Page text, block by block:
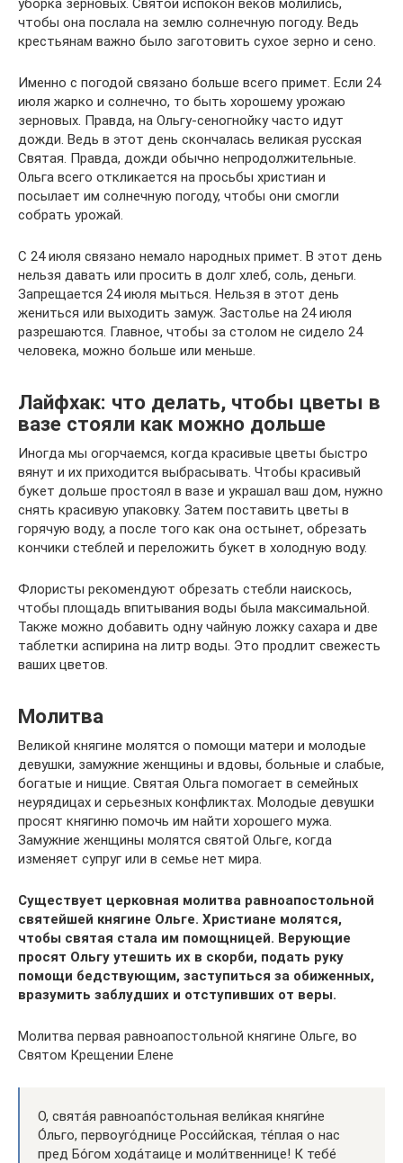
уборка зерновых. Святой испокон веков молились,
чтобы она послала на землю солнечную погоду. Ведь
крестьянам важно было заготовить сухое зерно и сено.
Именно с погодой связано больше всего примет. Если 24
июля жарко и солнечно, то быть хорошему урожаю
зерновых. Правда, на Ольгу-сеногнойку часто идут
дожди. Ведь в этот день скончалась великая русская
Святая. Правда, дожди обычно непродолжительные.
Ольга всего откликается на просьбы христиан и
посылает им солнечную погоду, чтобы они смогли
собрать урожай.
С 24 июля связано немало народных примет. В этот день
нельзя давать или просить в долг хлеб, соль, деньги.
Запрещается 24 июля мыться. Нельзя в этот день
жениться или выходить замуж. Застолье на 24 июля
разрешаются. Главное, чтобы за столом не сидело 24
человека, можно больше или меньше.
Лайфхак: что делать, чтобы цветы в
вазе стояли как можно дольше
Иногда мы огорчаемся, когда красивые цветы быстро
вянут и их приходится выбрасывать. Чтобы красивый
букет дольше простоял в вазе и украшал ваш дом, нужно
снять красивую упаковку. Затем поставить цветы в
горячую воду, а после того как она остынет, обрезать
кончики стеблей и переложить букет в холодную воду.
Флористы рекомендуют обрезать стебли наискось,
чтобы площадь впитывания воды была максимальной.
Также можно добавить одну чайную ложку сахара и две
таблетки аспирина на литр воды. Это продлит свежесть
ваших цветов.
Молитва
Великой княгине молятся о помощи матери и молодые
девушки, замужние женщины и вдовы, больные и слабые,
богатые и нищие. Святая Ольга помогает в семейных
неурядицах и серьезных конфликтах. Молодые девушки
просят княгиню помочь им найти хорошего мужа.
Замужние женщины молятся святой Ольге, когда
изменяет супруг или в семье нет мира.
Существует церковная молитва равноапостольной
святейшей княгине Ольге. Христиане молятся,
чтобы святая стала им помощницей. Верующие
просят Ольгу утешить их в скорби, подать руку
помощи бедствующим, заступиться за обиженных,
вразумить заблудших и отступивших от веры.
Молитва первая равноапостольной княгине Ольге, во
Святом Крещении Елене
О, свята́я равноапо́стольная вели́кая княги́не
О́льго, первоуго́днице Росси́йская, те́плая о нас
пред Бо́гом хода́таице и моли́твеннице! К тебе́